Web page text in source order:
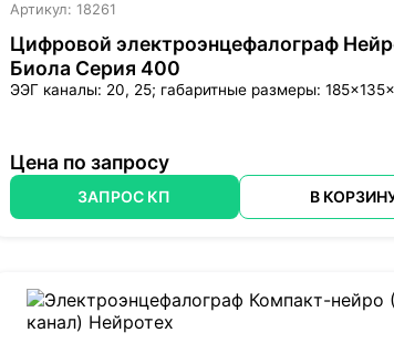
Артикул: 18261
Цифровой электроэнцефалограф
Биола Серия 400
ЭЭГ каналы: 20, 25; габаритные размеры:
Цена по запросу
ЗАПРОС КП В